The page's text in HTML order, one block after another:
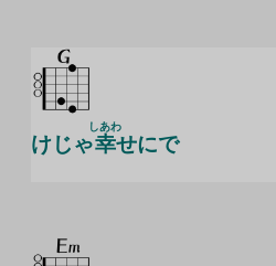
けじゃ幸
しあわ
せにで